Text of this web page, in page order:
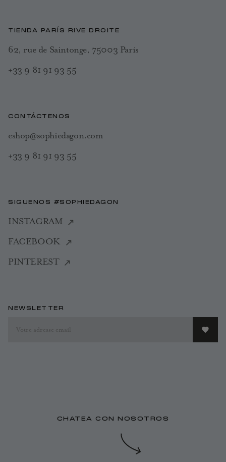
TIENDA PARÍS RIVE DROITE
62, rue de Saintonge, 75003 París
+33 9 81 91 93 55
CONTÁCTENOS
eshop@sophiedagon.com
+33 9 81 91 93 55
SIGUENOS #SOPHIEDAGON
INSTAGRAM
FACEBOOK
PINTEREST
NEWSLETTER
CHATEA CON NOSOTROS